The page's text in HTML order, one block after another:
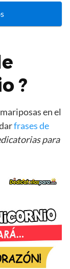
?
en el
frases de
para